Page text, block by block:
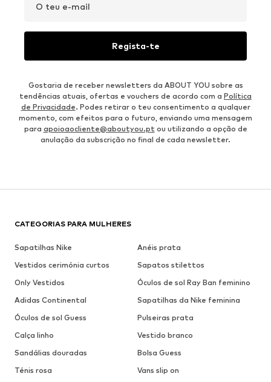
O teu e-mail
Regista-te
Gostaria de receber newsletters da ABOUT YOU sobre as
tendências atuais, ofertas e vouchers de acordo com a Política
de Privacidade. Podes retirar o teu consentimento a qualquer
momento, com efeitos para o futuro, enviando uma mensagem
para apoioaocliente@aboutyou.pt ou utilizando a opção de
anulação da subscrição no final de cada newsletter.
CATEGORIAS PARA MULHERES
Sapatilhas Nike
Anéis prata
Vestidos cerimónia curtos
Sapatos stilettos
Only Vestidos
Óculos de sol Ray Ban feminino
Adidas Continental
Sapatilhas da Nike feminina
Óculos de sol Guess
Pulseiras prata
Calça linho
Vestido branco
Sandálias douradas
Bolsa Guess
Ténis rosa
Vans slip on